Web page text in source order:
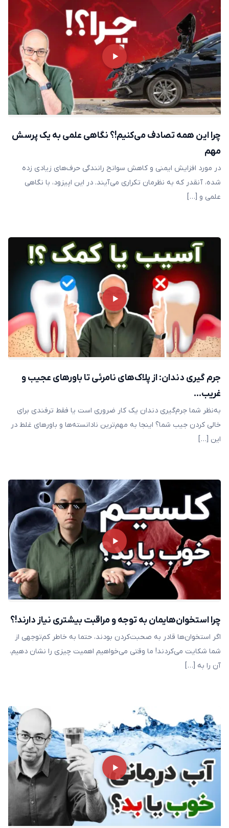
چرا این همه تصادف می‌کنیم!؟ نگاهی علمی به یک پرسش
مهم
در مورد افزایش ایمنی و کاهش سوانح رانندگی حرف‌های زیادی زده
شده، آنقدر که به نظرمان تکراری می‌آیند. در این اپیزود، با نگاهی
علمی و […]
جرم‌ گیری دندان: از پلاک‌های نامرئی تا باورهای عجیب و
غریب…
به‌نظر شما جرم‌گیری دندان یک کار ضروری است یا فقط ترفندی برای
خالی کردن جیب شما؟ اینجا به مهم‌ترین نادانسته‌ها و باورهای غلط در
این […]
چرا استخوان‌هایمان به توجه و مراقبت بیشتری نیاز دارند!؟
اگر استخوان‌ها قادر به صحبت‌کردن بودند، حتما به خاطر کم‌توجهی از
شما شکایت می‌کردند! ما وقتی می‌خواهیم اهمیت چیزی را نشان دهیم،
آن را به […]